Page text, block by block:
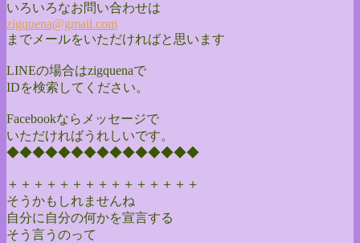
いろいろなお問い合わせは
zigquena@gmail.com
までメールをいただければと思います
LINEの場合はzigquenaで
IDを検索してください。
Facebookならメッセージで
いただければうれしいです。
◆◆◆◆◆◆◆◆◆◆◆◆◆◆◆
＋＋＋＋＋＋＋＋＋＋＋＋＋＋＋
そうかもしれませんね
自分に自分の何かを宣言する
そう言うのって